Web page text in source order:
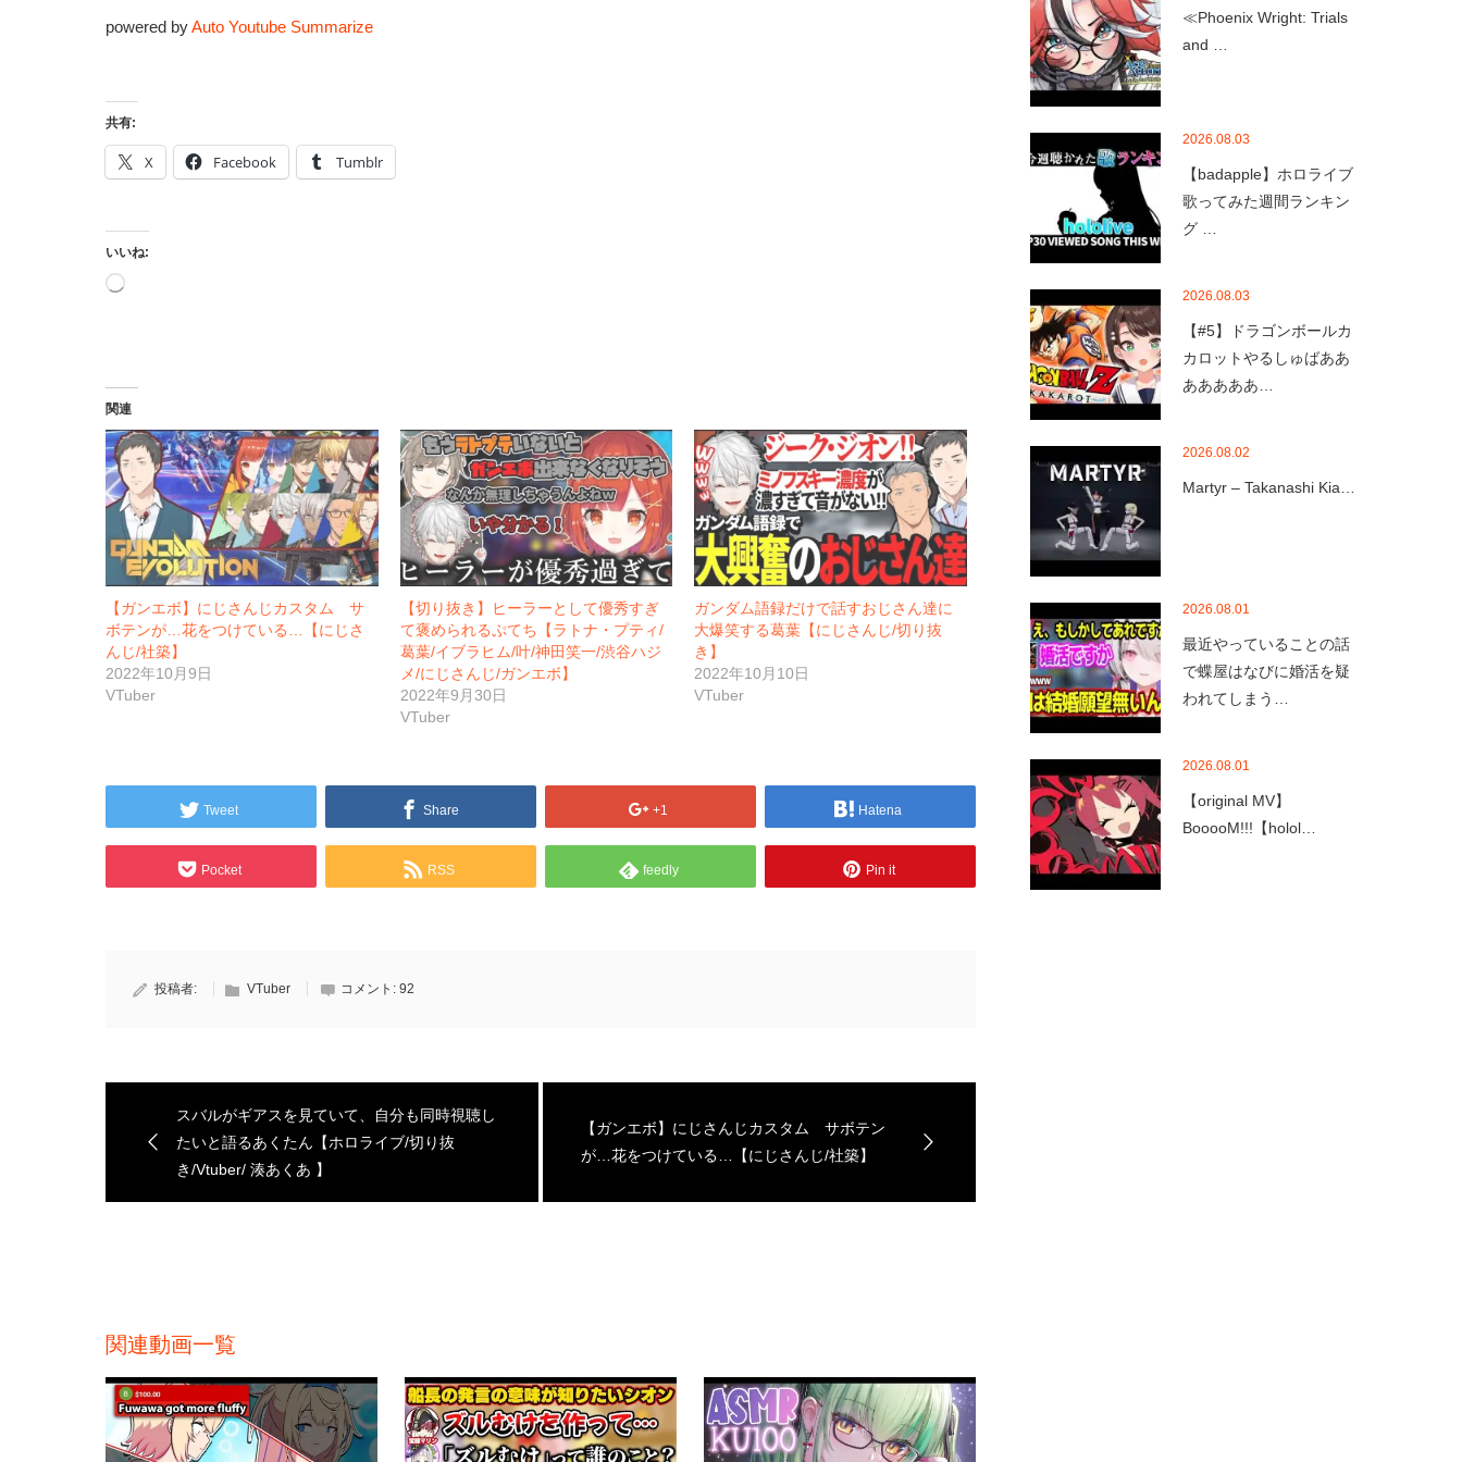
powered byAuto Youtube Summarize
共有:
X Facebook Tumblr
いいね:
読
関連
【ガンエボ】にじさんじカスタム サ
ボテンが…花をつけている…【にじさ
んじ/社築】
2022年10月9日
VTuber
【切り抜き】ヒーラーとして優秀すぎ
て褒められるぷてち【ラトナ・プティ/
葛葉/イブラヒム/叶/神田笑一/渋谷ハジ
メ/にじさんじ/ガンエボ】
2022年9月30日
VTuber
ガンダム語録だけで話すおじさん達に
大爆笑する葛葉【にじさんじ/切り抜
き】
2022年10月10日
VTuber
Tweet Share +1 Hatena
Pocket RSS feedly Pin it
投稿者: VTuber コメント: 92
スバルがギアスを見ていて、自分も同時視聴し
たいと語るあくたん【ホロライブ/切り抜
き/Vtuber/ 湊あくあ 】
【ガンエボ】にじさんじカスタム サボテン
が…花をつけている…【にじさんじ/社築】
関連動画一覧
≪Phoenix Wright: Trials
and …
2026.08.03
【badapple】ホロライブ
歌ってみた週間ランキン
グ …
2026.08.03
【#5】ドラゴンボールカ
カロットやるしゅばああ
あああああ…
2026.08.02
Martyr – Takanashi Kia…
2026.08.01
最近やっていることの話
で蝶屋はなびに婚活を疑
われてしまう…
2026.08.01
【original MV】
BooooM!!!【holol…